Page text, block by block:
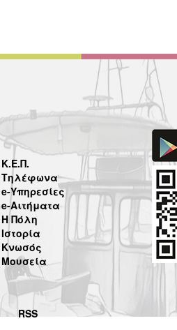
Κ.Ε.Π.
Τηλέφωνα
e-Υπηρεσίες
e-Αιτήματα
Η Πόλη
Ιστορία
Κνωσός
Μουσεία
RSS